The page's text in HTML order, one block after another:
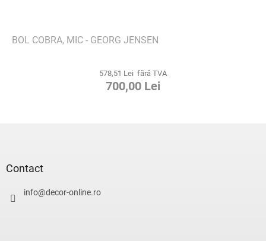
BOL COBRA, MIC - GEORG JENSEN
578,51 Lei fără TVA
700,00 Lei
Contact
info@decor-online.ro